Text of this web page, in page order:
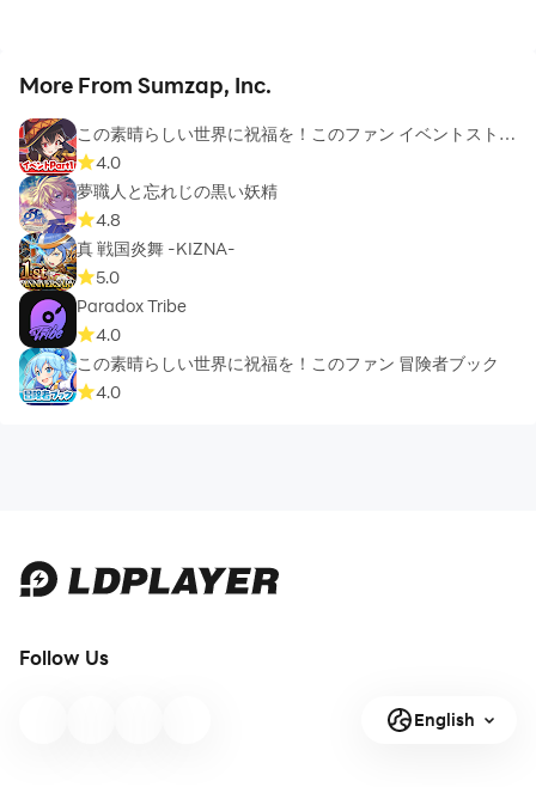
More From Sumzap, Inc.
この素晴らしい世界に祝福を！このファン イベントストー
リー1
4.0
夢職人と忘れじの黒い妖精
4.8
真 戦国炎舞 -KIZNA-
5.0
Paradox Tribe
4.0
この素晴らしい世界に祝福を！このファン 冒険者ブック
4.0
Follow Us
English